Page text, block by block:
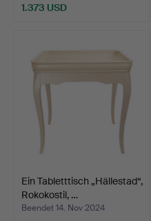
1.373 USD
Ein Tabletttisch „Hällestad“,
Rokokostil, …
Beendet 14. Nov 2024